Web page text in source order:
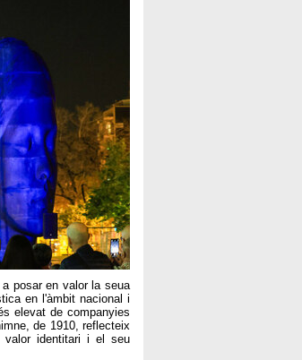
posar en valor la seua
en l'àmbit nacional i
elevat de companyies
de 1910, reflecteix
valor identitari i el seu